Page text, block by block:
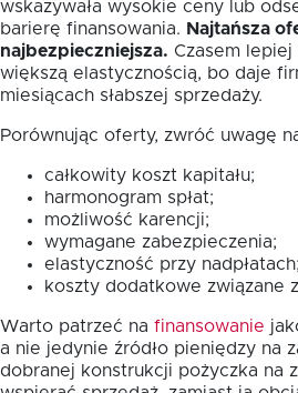
wskazywała wysokie ceny lub
barierę finansowania. Najtańsza
najbezpieczniejsza. Czasem
większą elastycznością, bo daje
miesiącach słabszej sprzedaży.
Porównując oferty, zwróć uwagę
całkowity koszt kapitału;
harmonogram spłat;
możliwość karencji;
wymagane zabezpieczenia;
elastyczność przy nadpłatach;
koszty dodatkowe związane z
Warto patrzeć na finansowanie
a nie jedynie źródło pieniędzy na
dobranej konstrukcji pożyczka na